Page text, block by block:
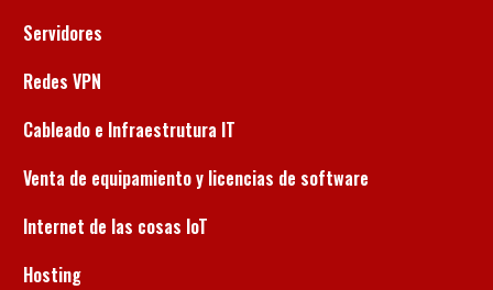
Servidores
Redes VPN
Cableado e Infraestrutura IT
Venta de equipamiento y licencias de software
Internet de las cosas IoT
Hosting